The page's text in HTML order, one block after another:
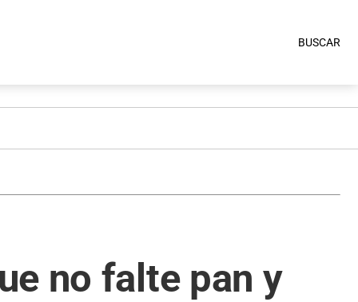
BUSCAR
no falte pan y